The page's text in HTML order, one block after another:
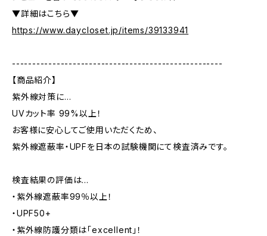
▼詳細はこちら▼
https://www.daycloset.jp/items/39133941
----------------------------------------------------
【商品紹介】
紫外線対策に…
UVカット率 99%以上！
お客様に安心してご使用いただくため、
紫外線遮蔽率・UPFを日本の試験機関にて検査済みです。
検査結果の評価は…
・紫外線遮蔽率99％以上！
・UPF50+
・紫外線防護分類は「excellent」！